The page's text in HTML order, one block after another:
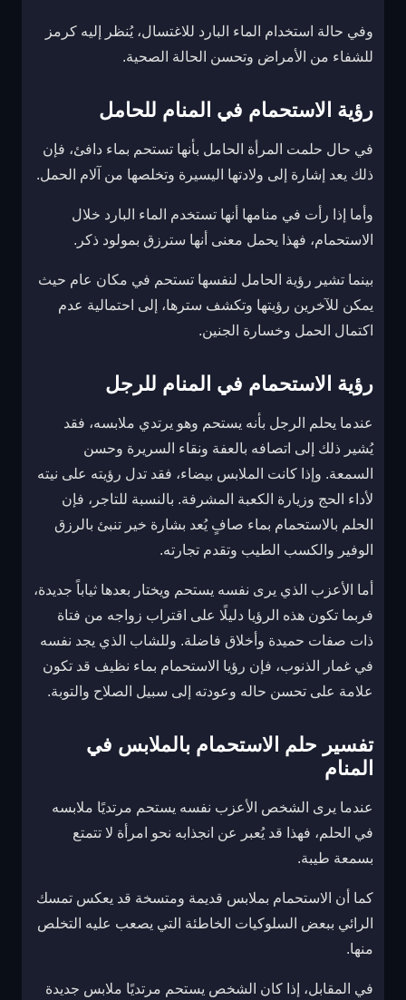
وفي حالة استخدام الماء البارد للاغتسال، يُنظر إليه كرمز
للشفاء من الأمراض وتحسن الحالة الصحية.
رؤية الاستحمام في المنام للحامل
في حال حلمت المرأة الحامل بأنها تستحم بماء دافئ، فإن
ذلك يعد إشارة إلى ولادتها اليسيرة وتخلصها من آلام الحمل.
وأما إذا رأت في منامها أنها تستخدم الماء البارد خلال
الاستحمام، فهذا يحمل معنى أنها سترزق بمولود ذكر.
بينما تشير رؤية الحامل لنفسها تستحم في مكان عام حيث
يمكن للآخرين رؤيتها وتكشف سترها، إلى احتمالية عدم
اكتمال الحمل وخسارة الجنين.
رؤية الاستحمام في المنام للرجل
عندما يحلم الرجل بأنه يستحم وهو يرتدي ملابسه، فقد
يُشير ذلك إلى اتصافه بالعفة ونقاء السريرة وحسن
السمعة. وإذا كانت الملابس بيضاء، فقد تدل رؤيته على نيته
لأداء الحج وزيارة الكعبة المشرفة. بالنسبة للتاجر، فإن
الحلم بالاستحمام بماء صافٍ يُعد بشارة خير تنبئ بالرزق
الوفير والكسب الطيب وتقدم تجارته.
أما الأعزب الذي يرى نفسه يستحم ويختار بعدها ثياباً جديدة،
فربما تكون هذه الرؤيا دليلًا على اقتراب زواجه من فتاة
ذات صفات حميدة وأخلاق فاضلة. وللشاب الذي يجد نفسه
في غمار الذنوب، فإن رؤيا الاستحمام بماء نظيف قد تكون
علامة على تحسن حاله وعودته إلى سبيل الصلاح والتوبة.
تفسير حلم الاستحمام بالملابس في
المنام
عندما يرى الشخص الأعزب نفسه يستحم مرتديًا ملابسه
في الحلم، فهذا قد يُعبر عن انجذابه نحو امرأة لا تتمتع
بسمعة طيبة.
كما أن الاستحمام بملابس قديمة ومتسخة قد يعكس تمسك
الرائي ببعض السلوكيات الخاطئة التي يصعب عليه التخلص
منها.
في المقابل، إذا كان الشخص يستحم مرتديًا ملابس جديدة